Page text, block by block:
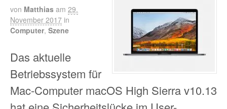
von Matthias am 29.
November 2017 in
Computer, Szene
Das aktuelle
Betriebssystem für
Mac-Computer macOS High Sierra v10.13